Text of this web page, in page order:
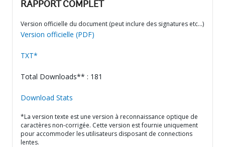
RAPPORT COMPLET
Version officielle du document (peut inclure des signatures etc…)
Version officielle (PDF)
TXT*
Total Downloads** : 181
Download Stats
*La version texte est une version à reconnaissance optique de
caractères non-corrigée. Cette version est fournie uniquement
pour accommoder les utilisateurs disposant de connections
lentes.